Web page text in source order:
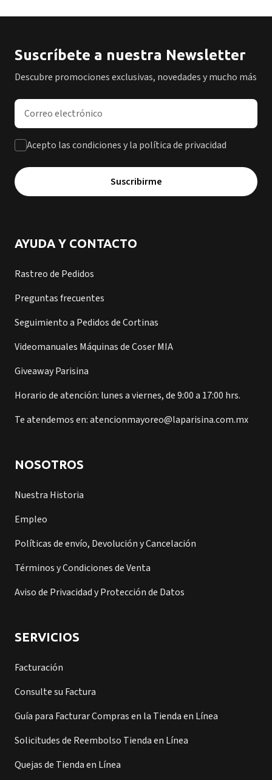
Suscríbete a nuestra Newsletter
Descubre promociones exclusivas, novedades y mucho más
Dirección de correo electrónico
Acepto las condiciones y la política de privacidad
Suscribirme
AYUDA Y CONTACTO
Rastreo de Pedidos
Preguntas frecuentes
Seguimiento a Pedidos de Cortinas
Videomanuales Máquinas de Coser MIA
Giveaway Parisina
Horario de atención: lunes a viernes, de 9:00 a 17:00 hrs.
Te atendemos en: atencionmayoreo@laparisina.com.mx
NOSOTROS
Nuestra Historia
Empleo
Políticas de envío, Devolución y Cancelación
Términos y Condiciones de Venta
Aviso de Privacidad y Protección de Datos
SERVICIOS
Facturación
Consulte su Factura
Guía para Facturar Compras en la Tienda en Línea
Solicitudes de Reembolso Tienda en Línea
Quejas de Tienda en Línea